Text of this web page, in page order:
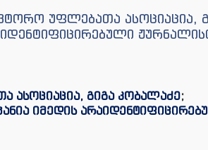
უფლებათა ასოციაცია,
ასოციაცია, გიგა კობალაძე;
იმედის